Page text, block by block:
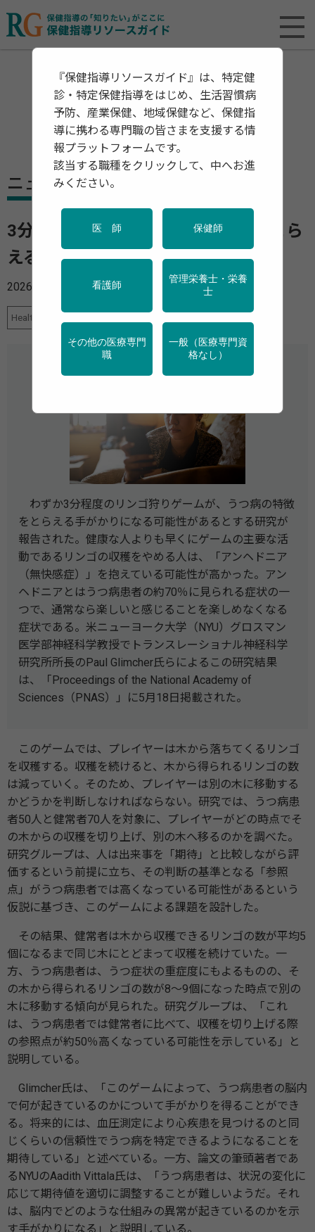
ニュース
3分程度のゲームがうつ病の特徴をとら
える手がかりに？
2026年06月24日
HealthDay News
わずか3分程度のリンゴ狩りゲームが、うつ病の特徴
をとらえる手がかりになる可能性があるとする研究が
報告された。健康な人よりも早くにゲームの主要な活
動であるリンゴの収穫をやめる人は、「アンヘドニア
（無快感症）」を抱えている可能性が高かった。アン
ヘドニアとはうつ病患者の約70％に見られる症状の一
つで、通常なら楽しいと感じることを楽しめなくなる
症状である。米ニューヨーク大学（NYU）グロスマン
医学部神経科学教授でトランスレーショナル神経科学
研究所所長のPaul Glimcher氏らによるこの研究結果
は、「Proceedings of the National Academy of
Sciences（PNAS）」に5月18日掲載された。
このゲームでは、プレイヤーは木から落ちてくるリンゴ
を収穫する。収穫を続けると、木から得られるリンゴの数
は減っていく。そのため、プレイヤーは別の木に移動する
かどうかを判断しなければならない。研究では、うつ病患
者50人と健常者70人を対象に、プレイヤーがどの時点でそ
の木からの収穫を切り上げ、別の木へ移るのかを調べた。
研究グループは、人は出来事を「期待」と比較しながら評
価するという前提に立ち、その判断の基準となる「参照
点」がうつ病患者では高くなっている可能性があるという
仮説に基づき、このゲームによる課題を設計した。
その結果、健常者は木から収穫できるリンゴの数が平均5
個になるまで同じ木にとどまって収穫を続けていた。一
方、うつ病患者は、うつ症状の重症度にもよるものの、そ
の木から得られるリンゴの数が8～9個になった時点で別の
木に移動する傾向が見られた。研究グループは、「これ
は、うつ病患者では健常者に比べて、収穫を切り上げる際
の参照点が約50％高くなっている可能性を示している」と
説明している。
Glimcher氏は、「このゲームによって、うつ病患者の脳内
で何が起きているのかについて手がかりを得ることができ
る。将来的には、血圧測定により心疾患を見つけるのと同
じくらいの信頼性でうつ病を特定できるようになることを
期待している」と述べている。一方、論文の筆頭著者であ
るNYUのAadith Vittala氏は、「うつ病患者は、状況の変化に
応じて期待値を適切に調整することが難しいようだ。それ
は、脳内でどのような仕組みの異常が起きているのかを示
す手がかりになる」と説明している。
『保健指導リソースガイド』は、特定健
診・特定保健指導をはじめ、生活習慣病
予防、産業保健、地域保健など、保健指
導に携わる専門職の皆さまを支援する情
報プラットフォームです。
該当する職種をクリックして、中へお進
みください。
医 師 保健師
看護師
管理栄養士・栄養
士
その他の医療専門
職
一般（医療専門資
格なし）